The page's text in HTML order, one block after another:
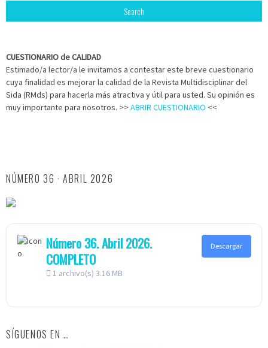
CUESTIONARIO de CALIDAD
Estimado/a lector/a le invitamos a contestar este breve cuestionario
cuya finalidad es mejorar la calidad de la Revista Multidisciplinar del
Sida (RMds) para hacerla más atractiva y útil para usted. Su opinión es
muy importante para nosotros. >> ABRIR CUESTIONARIO <<
NÚMERO 36 · ABRIL 2026
Número 36. Abril 2026.
COMPLETO
1 archivo(s) 3.16 MB
Descargar
SÍGUENOS EN …